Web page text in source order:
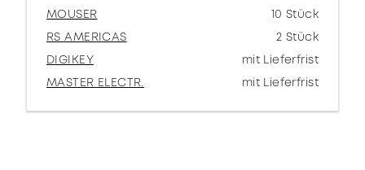
MOUSER
10 Stück
RS AMERICAS
2 Stück
DIGIKEY
mit Lieferfrist
MASTER ELECTR.
mit Lieferfrist